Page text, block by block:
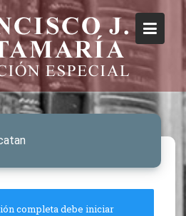
completa debe iniciar